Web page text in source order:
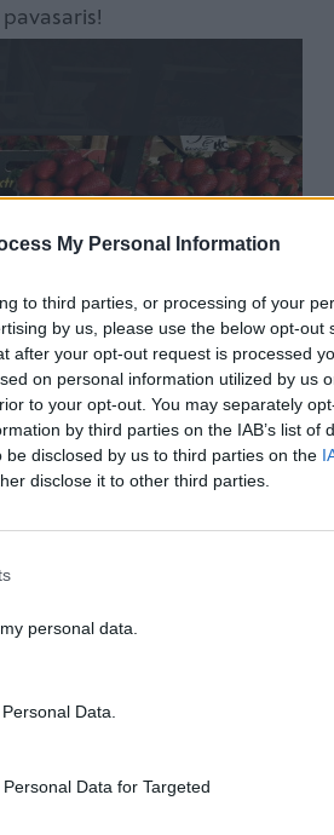
My Personal Information
to third parties, or processing of your
by us, please use the below opt-out
after your opt-out request is processed
on personal information utilized by us
to your opt-out. You may separately
by third parties on the IAB’s list of
disclosed by us to third parties on the
disclose it to other third parties.
personal data.
Data.
Data for Targeted
Skatīt visus